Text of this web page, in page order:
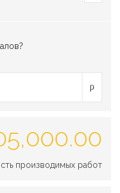
производимых работ